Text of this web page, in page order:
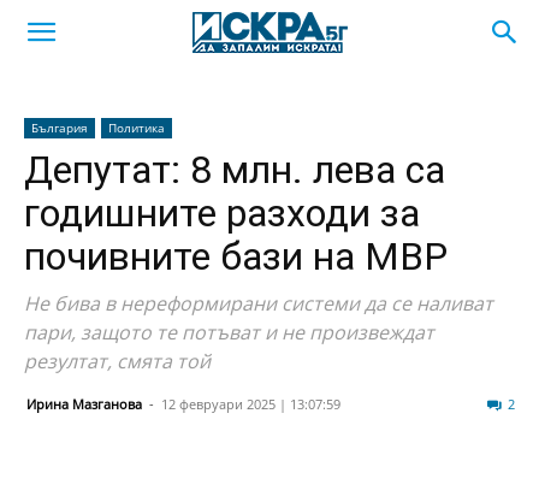
България Политика
Депутат: 8 млн. лева са
годишните разходи за
почивните бази на МВР
Не бива в нереформирани системи да се наливат
пари, защото те потъват и не произвеждат
резултат, смята той
Ирина Мазганова - 12 февруари 2025 | 13:07:59 2